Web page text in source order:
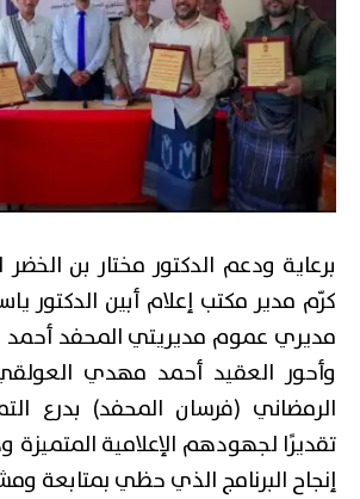
برعاية ودعم الدكتور مختار بن
كرّم مدير مكتب إعلام أبين الدكتور
مديري عموم مديريتي المحفد أحمد
وأحور العقيد أحمد مهدي
الرمضاني (فرسان المحفد) بدرع
تقديرًا لجهودهم الإعلامية المتميزة
إنجاح البرنامج الذي حظي بمتابعة